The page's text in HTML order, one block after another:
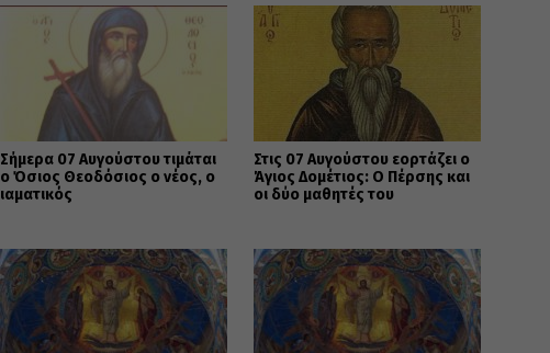
Σήμερα 07 Αυγούστου τιμάται
ο Όσιος Θεοδόσιος ο νέος, ο
ιαματικός
Στις 07 Αυγούστου εορτάζει ο
Άγιος Δομέτιος: Ο Πέρσης και
οι δύο μαθητές του